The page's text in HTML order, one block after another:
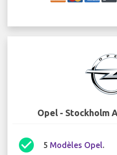
Opel - Stockholm
check_circle 5 Modèles Opel.